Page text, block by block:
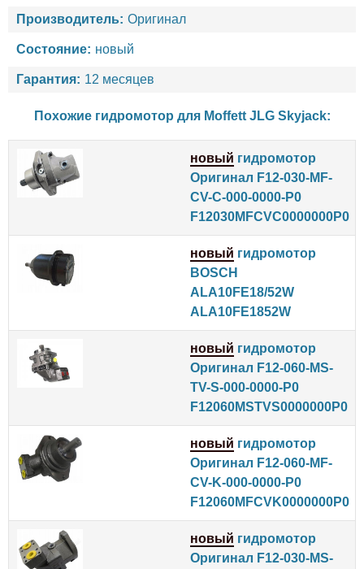
Производитель: Оригинал
Состояние: новый
Гарантия: 12 месяцев
Похожие гидромотор для Moffett JLG Skyjack:
новый гидромотор
Оригинал F12-030-MF-
CV-C-000-0000-P0
F12030MFCVC0000000P0
новый гидромотор
BOSCH
ALA10FE18/52W
ALA10FE1852W
новый гидромотор
Оригинал F12-060-MS-
TV-S-000-0000-P0
F12060MSTVS0000000P0
новый гидромотор
Оригинал F12-060-MF-
CV-K-000-0000-P0
F12060MFCVK0000000P0
новый гидромотор
Оригинал F12-030-MS-